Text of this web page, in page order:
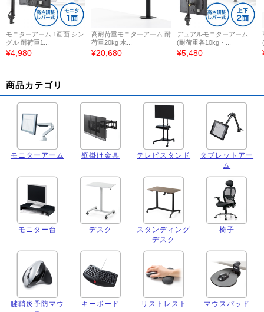
モニターアーム 1画面 シン
グル 耐荷重1...
¥4,980
高耐荷重モニターアーム 耐
荷重20kg 水...
¥20,680
デュアルモニターアーム
(耐荷重各10kg・...
¥5,480
商品カテゴリ
モニターアーム 壁掛け金具 テレビスタンド
タブレットアー
ム
モニター台 デスク
スタンディング
デスク
椅子
腱鞘炎予防マウ
キーボード リストレスト マウスパッド